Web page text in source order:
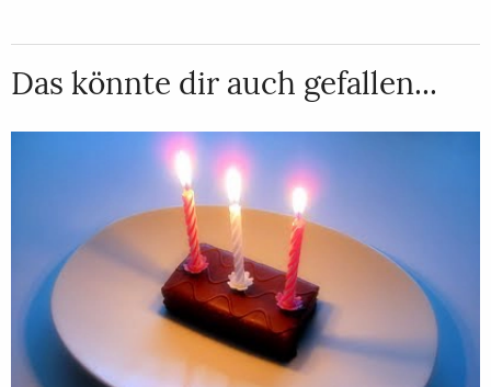
Das könnte dir auch gefallen...